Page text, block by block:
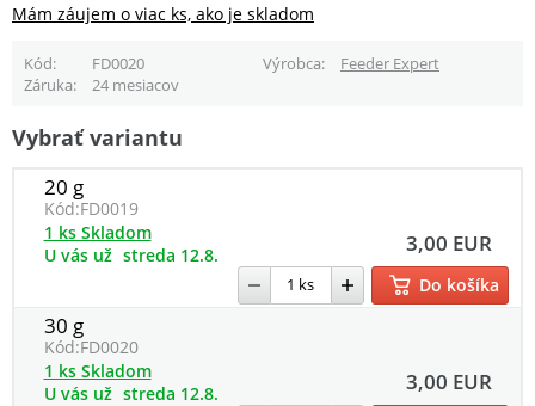
Mám záujem o viac ks, ako je skladom
Kód FD0020 Výrobca
Feeder Expert
Záruka
24 mesiacov
Vybrať variantu
20 g
Kód:FD0019
3,00 EUR
1 ks Skladom
U vás už streda 12.8.
Do košíka
30 g
Kód:FD0020
3,00 EUR
1 ks Skladom
U vás už streda 12.8.